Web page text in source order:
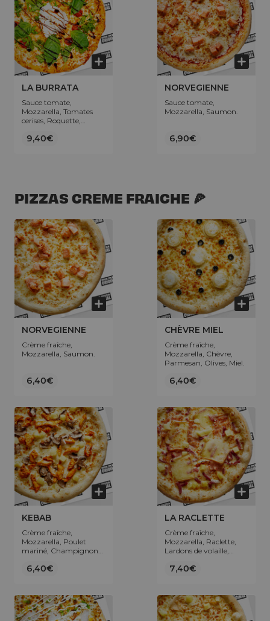
LA BURRATA
Sauce tomate,
Mozzarella, Tomates
cerises, Roquette,
(100g), Crème de
9,40€
NORVEGIENNE
Sauce tomate,
Mozzarella, Saumon.
6,90€
PIZZAS CREME FRAICHE 🍕
NORVEGIENNE
Crème fraîche,
Mozzarella, Saumon.
6,40€
CHÈVRE MIEL
Crème fraîche,
Mozzarella, Chèvre,
Parmesan, Olives, Miel.
6,40€
KEBAB
Crème fraîche,
Mozzarella, Poulet
mariné, Champignons,
6,40€
LA RACLETTE
Crème fraîche,
Mozzarella, Raclette,
Lardons de volaille,
Pommes de terre.
7,40€